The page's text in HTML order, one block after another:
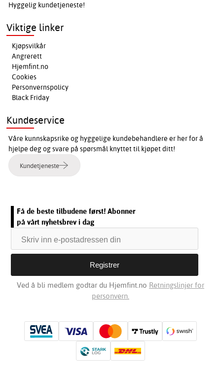
Hyggelig kundetjeneste!
Viktige linker
Kjøpsvilkår
Angrerett
Hjemfint.no
Cookies
Personvernspolicy
Black Friday
Kundeservice
Våre kunnskapsrike og hyggelige kundebehandlere er her for å
hjelpe deg og svare på spørsmål knyttet til kjøpet ditt!
Kundetjeneste
Få de beste tilbudene først! Abonner
på vårt nyhetsbrev i dag
Ved å bli medlem godtar du Hjemfint.no Retningslinjer for
personvern.